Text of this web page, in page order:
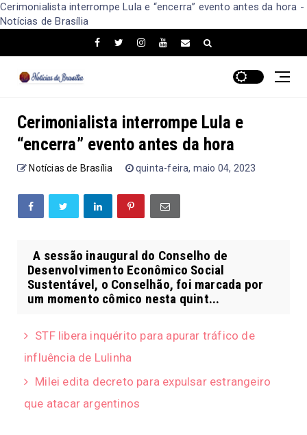
Cerimonialista interrompe Lula e “encerra” evento antes da hora -
Notícias de Brasília
Cerimonialista interrompe Lula e
“encerra” evento antes da hora
Notícias de Brasília quinta-feira, maio 04, 2023
A sessão inaugural do Conselho de
Desenvolvimento Econômico Social
Sustentável, o Conselhão, foi marcada por
um momento cômico nesta quint...
STF libera inquérito para apurar tráfico de
influência de Lulinha
Milei edita decreto para expulsar estrangeiro
que atacar argentinos